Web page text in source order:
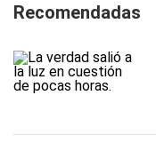
Recomendadas